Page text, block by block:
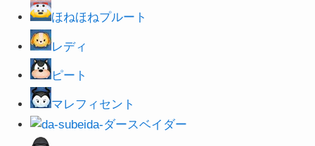
ほねほねプルート
レディ
ピート
マレフィセント
ダースベイダー